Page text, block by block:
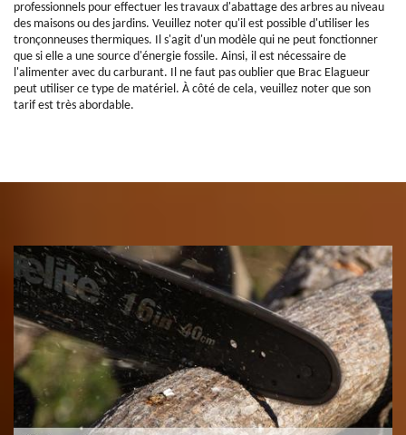
professionnels pour effectuer les travaux d'abattage des arbres au niveau
des maisons ou des jardins. Veuillez noter qu'il est possible d'utiliser les
tronçonneuses thermiques. Il s'agit d'un modèle qui ne peut fonctionner
que si elle a une source d'énergie fossile. Ainsi, il est nécessaire de
l'alimenter avec du carburant. Il ne faut pas oublier que Brac Elagueur
peut utiliser ce type de matériel. À côté de cela, veuillez noter que son
tarif est très abordable.